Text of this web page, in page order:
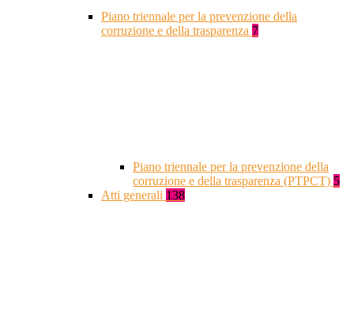
Piano triennale per la prevenzione della
corruzione e della trasparenza 7
Piano triennale per la prevenzione della
corruzione e della trasparenza (PTPCT) 5
Atti generali 138